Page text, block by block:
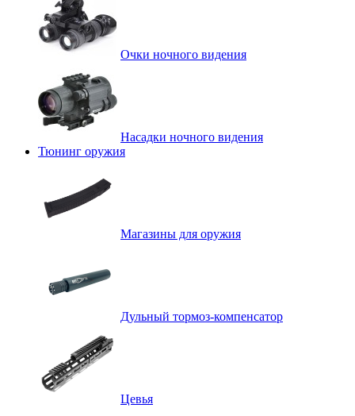
Очки ночного видения
Насадки ночного видения
Тюнинг оружия
Магазины для оружия
Дульный тормоз-компенсатор
Цевья